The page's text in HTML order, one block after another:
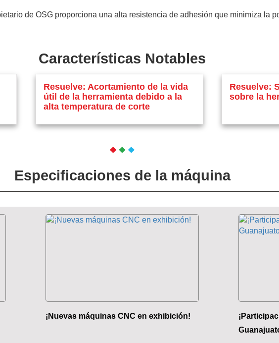
de OSG proporciona una alta resistencia de adhesión que minimiza la
Características Notables
Resuelve: Acortamiento de la vida
útil de la herramienta debido a la
alta temperatura de corte
Resuelve:
sobre la
Especificaciones de la máquina
¡Nuevas máquinas CNC en exhibición!